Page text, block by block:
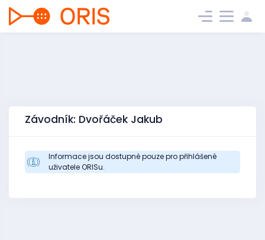
Závodník: Dvořáček Jakub
Informace jsou dostupné pouze pro přihlášené
uživatele ORISu.